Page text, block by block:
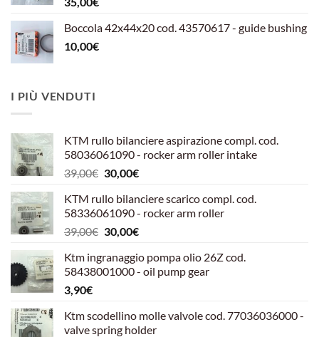
Boccola 42x44x20 cod. 43570617 - guide bushing
10,00€
I PIÙ VENDUTI
KTM rullo bilanciere aspirazione compl. cod.
58036061090 - rocker arm roller intake
39,00€ Il
originale
era:
39,00€.
30,00€Il
attuale
è:
30,00€.
KTM rullo bilanciere scarico compl. cod.
58336061090 - rocker arm roller
39,00€ Il
originale
era:
30,00€Il
attuale
è:
Ktm ingranaggio pompa olio 26Z cod.
58438001000 - oil pump gear
3,90€
Ktm scodellino molle valvole cod. 77036036000 -
valve spring holder